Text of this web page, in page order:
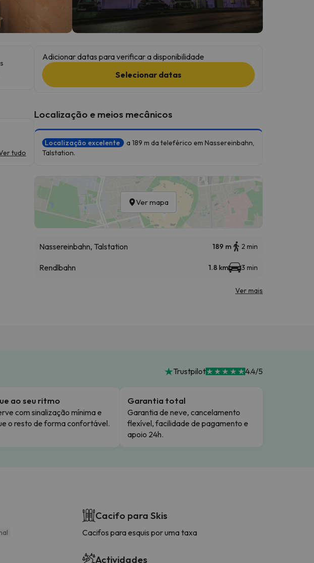
tudo
Adicionar datas para verificar a disponibilidade
Selecionar datas
Localização e meios mecânicos
Localização excelente
a 189 m da teleférico em Nassereinbahn,
Talstation.
Ver mapa
Nassereinbahn, Talstation 189 m 2 min
Rendlbahn 1.8 km 3 min
Ver mais
Trustpilot 4.4/5
ao seu ritmo
com sinalização mínima e
o resto de forma confortável.
Garantia total
Garantia de neve, cancelamento
flexível, facilidade de pagamento e
apoio 24h.
Cacifo para Skis
Cacifos para esquis por uma taxa
Actividades